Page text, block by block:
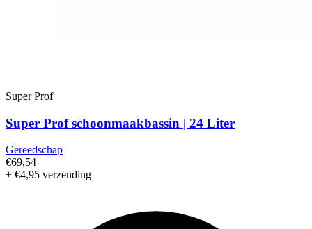
Super Prof
Super Prof schoonmaakbassin | 24 Liter
Gereedschap
€69,54
+ €4,95 verzending